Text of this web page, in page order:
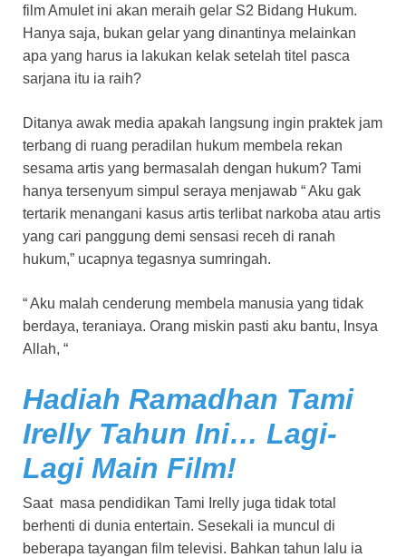
film Amulet ini akan meraih gelar S2 Bidang Hukum.
Hanya saja, bukan gelar yang dinantinya melainkan
apa yang harus ia lakukan kelak setelah titel pasca
sarjana itu ia raih?
Ditanya awak media apakah langsung ingin praktek jam
terbang di ruang peradilan hukum membela rekan
sesama artis yang bermasalah dengan hukum? Tami
hanya tersenyum simpul seraya menjawab “ Aku gak
tertarik menangani kasus artis terlibat narkoba atau artis
yang cari panggung demi sensasi receh di ranah
hukum,” ucapnya tegasnya sumringah.
“ Aku malah cenderung membela manusia yang tidak
berdaya, teraniaya. Orang miskin pasti aku bantu, Insya
Allah, “
Hadiah Ramadhan Tami
Irelly Tahun Ini… Lagi-
Lagi Main Film!
Saat masa pendidikan Tami Irelly juga tidak total
berhenti di dunia entertain. Sesekali ia muncul di
beberapa tayangan film televisi. Bahkan tahun lalu ia